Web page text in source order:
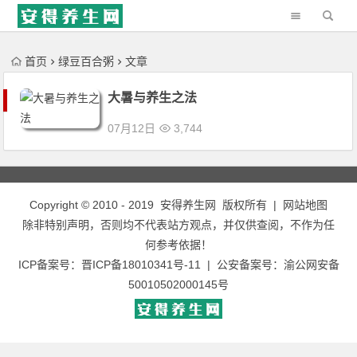
'); })();
首页 绿豆百合粥 文章
大暑与养生之法
07月12日 3,744
Copyright © 2010 - 2019 安得养生网 版权所有 |
网站地图
除非特别声明，否则均不代表站方观点，并仅供查阅，不作为任
何参考依据！
ICP备案号： 晋ICP备18010341号-11 | 公安备案号： 渝公网安备
50010502000145号